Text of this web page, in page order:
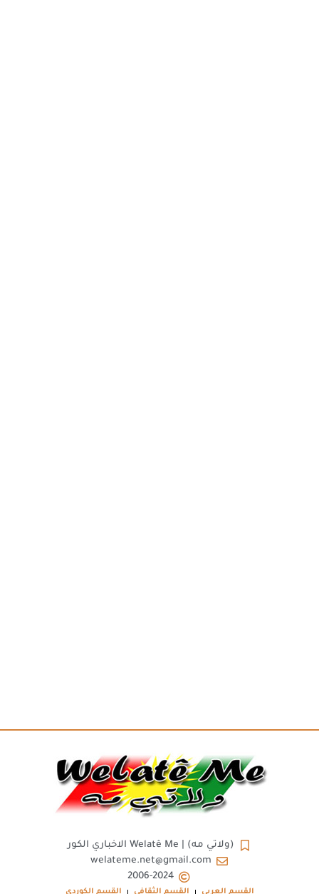
(ولاتي مه) | Welatê Me الاخباري الكور
welateme.net@gmail.com
2006-2024
القسم العربي القسم الثقافي القسم الكوردي